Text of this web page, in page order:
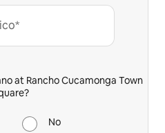
at Rancho Cucamonga Town
No